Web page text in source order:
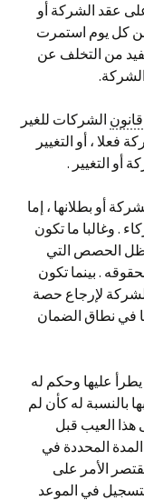
عقد الشركة أو
عن كل يوم استمرت
من التخلف عن
قانون الشركات للغير
فعلا ، أو التغيير
أو التغيير .
أو بطلانها ، إما
. وغالبا ما تكون
تظل الحصص التي
. بينما تكون
لإرجاع حصة
في نطاق الضمان
عليها وحكم له
بالنسبة له كأن لم
هذا العيب قبل
المحددة في
الأمر على
في الموعد